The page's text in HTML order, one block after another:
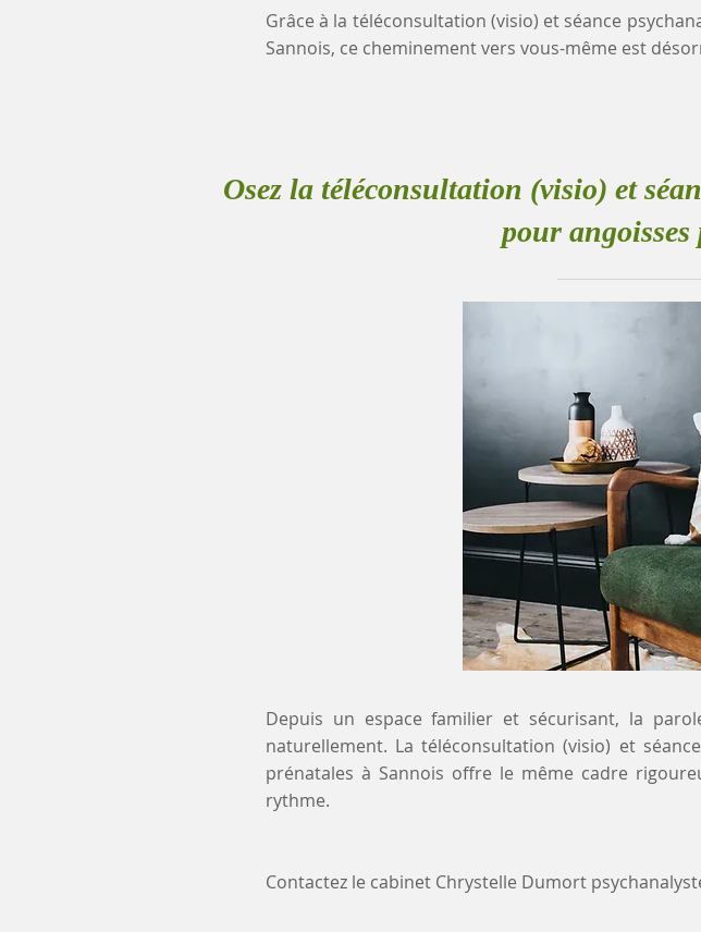
Grâce à la téléconsultation (visio) et séance
Sannois, ce cheminement vers vous-même est
Osez la téléconsultation (visio) et
pour
Depuis un espace familier et sécurisant, la
naturellement. La téléconsultation (visio) et
prénatales à Sannois offre le même cadre
rythme.
Contactez le cabinet Chrystelle Dumort